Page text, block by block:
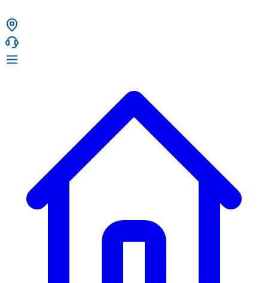
การรับประกันสินค้า
ข่าวสารและโปรโมชั่น
ติดต่อเรา
TH
02 393 3356
ก. เจริญยางยนต์ (บริษัท มิ้งค์ แอนด์ ซีน จำกัด) 2275 ถ.สุขุมวิท
(ระหว่างซอยสุขุมวิท 89/1 - 91) แขวงบางจาก เขตพระโขนง
กรุงเทพมหานคร 10260
ก. เจริญค็อกพิท
อุดมสุข 28 ถนนอุดมสุข แขวงบางนาเหนือ เขตบางนา